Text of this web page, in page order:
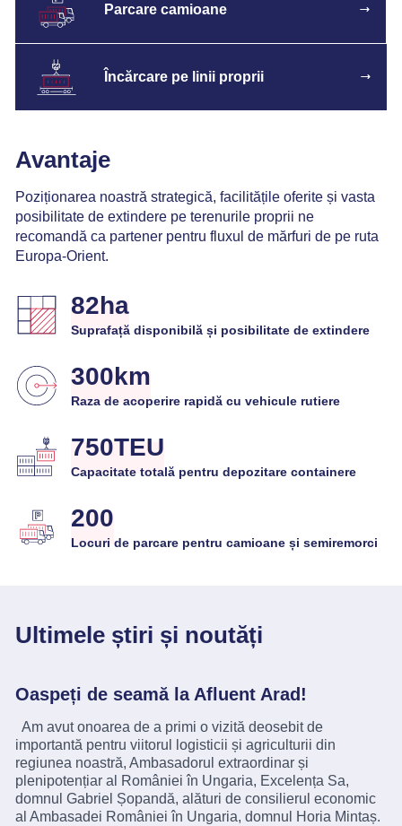
Parcare camioane
Încărcare pe linii proprii
Avantaje
Poziționarea noastră strategică, facilitățile oferite și vasta
posibilitate de extindere pe terenurile proprii ne
recomandă ca partener pentru fluxul de mărfuri de pe ruta
Europa-Orient.
82ha
Suprafață disponibilă și posibilitate de extindere
300km
Raza de acoperire rapidă cu vehicule rutiere
750TEU
Capacitate totală pentru depozitare containere
200
Locuri de parcare pentru camioane și semiremorci
Ultimele știri și noutăți
Oaspeți de seamă la Afluent Arad!
Am avut onoarea de a primi o vizită deosebit de
importantă pentru viitorul logisticii și agriculturii din
regiunea noastră, Ambasadorul extraordinar și
plenipotențiar al României în Ungaria, Excelența Sa,
domnul Gabriel Șopandă, alături de consilierul economic
al Ambasadei României în Ungaria, domnul Horia Mintaș.